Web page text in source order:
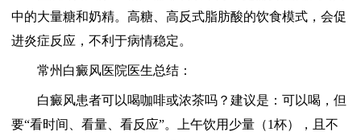
中的大量糖和奶精。高糖、高反式脂肪酸的饮食模式，会促
进炎症反应，不利于病情稳定。
常州白癜风医院医生总结：
白癜风患者可以喝咖啡或浓茶吗？建议是：可以喝，但
要“看时间、看量、看反应”。上午饮用少量（1杯），且不